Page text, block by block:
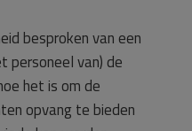
besproken van een
personeel van) de
het is om de
opvang te bieden